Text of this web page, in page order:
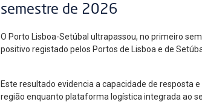
semestre de 2026
O Porto Lisboa-Setúbal ultrapassou, no primeiro
positivo registado pelos Portos de Lisboa e de
Este resultado evidencia a capacidade de resposta
região enquanto plataforma logística integrada ao